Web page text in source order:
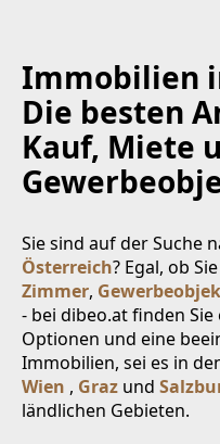
Immobilien
Die besten
Kauf, Miete
Sie sind auf der Suche
Österreich? Egal, ob
Zimmer,
- bei dibeo.at finden
Optionen und eine
Immobilien, sei es in
Wien , Graz und
ländlichen Gebieten.